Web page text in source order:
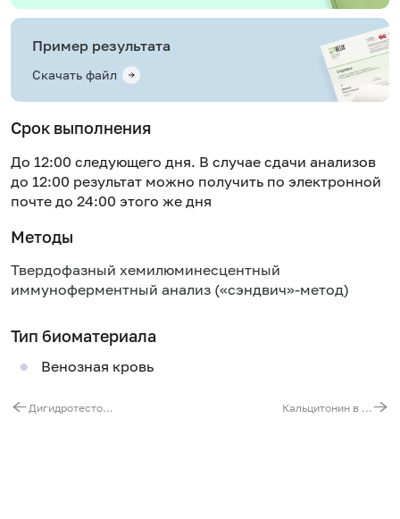
Пример результата
Скачать файл
Срок выполнения
До 12:00 следующего дня. В случае сдачи анализов
до 12:00 результат можно получить по электронной
почте до 24:00 этого же дня
Методы
Твердофазный хемилюминесцентный
иммуноферментный анализ («сэндвич»-метод)
Тип биоматериала
Венозная кровь
Дигидротестостерон Кальцитонин в сыворотке